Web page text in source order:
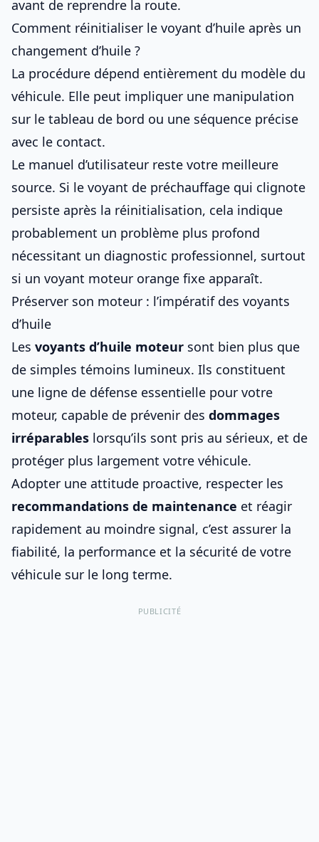
avant de reprendre la route.
Comment réinitialiser le voyant d’huile après un
changement d’huile ?
La procédure dépend entièrement du modèle du
véhicule. Elle peut impliquer une manipulation
sur le tableau de bord ou une séquence précise
avec le contact.
Le manuel d’utilisateur reste votre meilleure
source. Si le voyant de préchauffage qui clignote
persiste après la réinitialisation, cela indique
probablement un problème plus profond
nécessitant un diagnostic professionnel, surtout
si un voyant moteur orange fixe apparaît.
Préserver son moteur : l’impératif des voyants
d’huile
Les voyants d’huile moteur sont bien plus que
de simples témoins lumineux. Ils constituent
une ligne de défense essentielle pour votre
moteur, capable de prévenir des dommages
irréparables lorsqu’ils sont pris au sérieux, et de
protéger plus largement votre véhicule.
Adopter une attitude proactive, respecter les
recommandations de maintenance et réagir
rapidement au moindre signal, c’est assurer la
fiabilité, la performance et la sécurité de votre
véhicule sur le long terme.
PUBLICITÉ